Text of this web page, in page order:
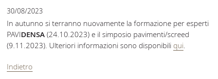
30/08/2023
In autunno si terranno nuovamente la formazione per esperti
PAVIDENSA (24.10.2023) e il simposio pavimenti/screed
(9.11.2023). Ulteriori informazioni sono disponibili qui.
Indietro